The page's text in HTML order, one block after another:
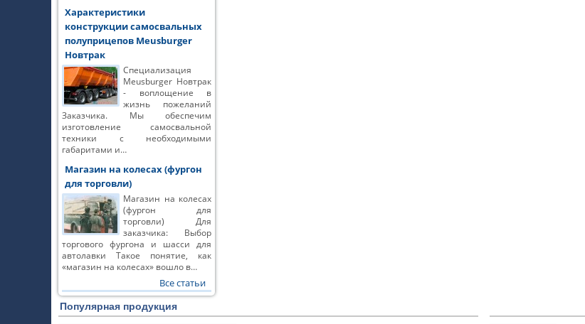
Характеристики
конструкции самосвальных
полуприцепов Meusburger
Новтрак
Специализация
Meusburger Новтрак
- воплощение в
жизнь пожеланий
Заказчика. Мы обеспечим
изготовление самосвальной
техники с необходимыми
габаритами и…
Магазин на колесах (фургон
для торговли)
Магазин на колесах
(фургон для
торговли) Для
заказчика: Выбор
торгового фургона и шасси для
автолавки Такое понятие, как
«магазин на колесах» вошло в…
Все статьи
Популярная продукция